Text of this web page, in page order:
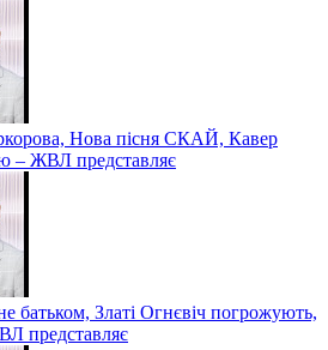
Нова пісня СКАЙ, Кавер
– ЖВЛ представляє
батьком, Златі Огнєвіч погрожують,
представляє